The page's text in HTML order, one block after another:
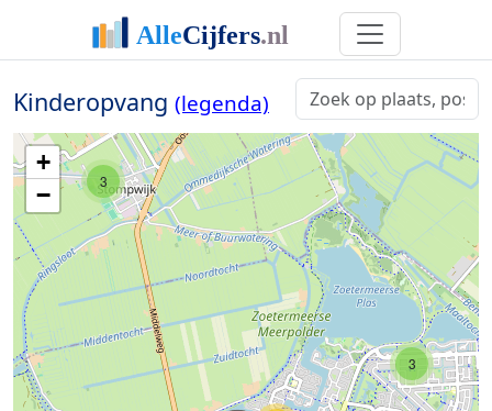
Kinderopvang (legenda)
3
3
+
−